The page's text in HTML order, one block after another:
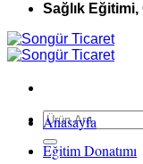
Sağlık
Ara:
Anasayfa
Eğitim Donatımı